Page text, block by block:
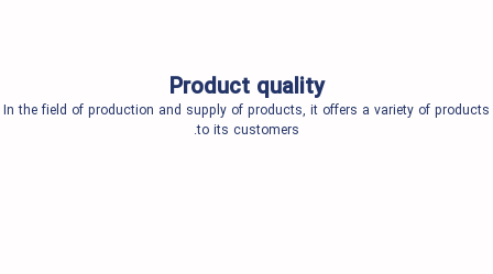
Product quality
In the field of production and supply of products, it offers a
to its customers.